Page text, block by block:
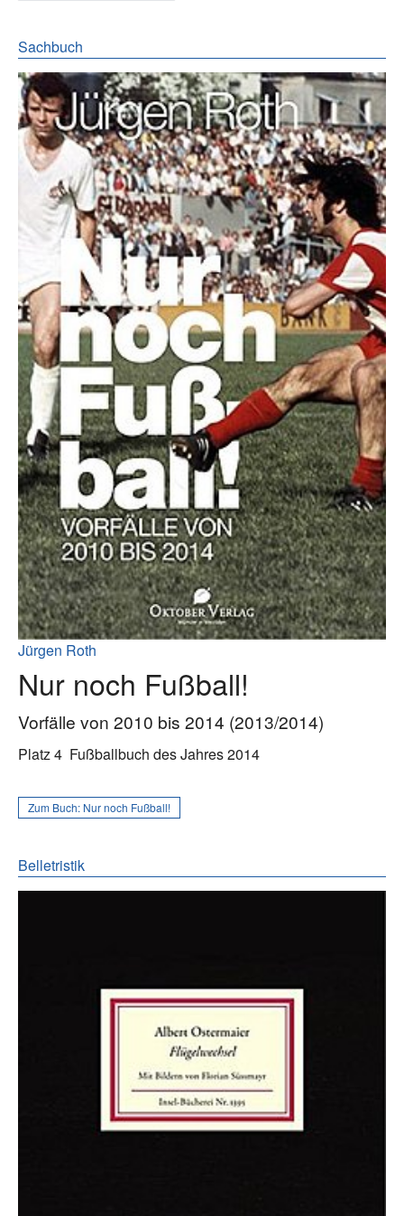
Sachbuch
Jürgen Roth
Nur noch Fußball!
Vorfälle von 2010 bis 2014 (2013/2014)
Platz 4 Fußballbuch des Jahres 2014
Zum Buch: Nur noch Fußball!
Belletristik